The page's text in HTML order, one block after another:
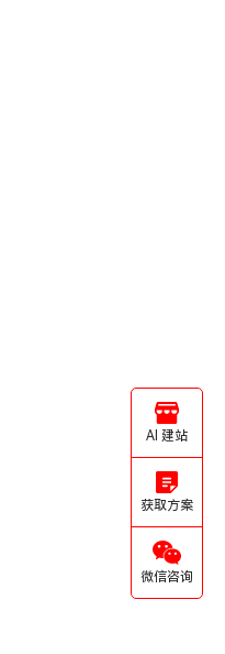
AI 建站
获取方案
微信咨询